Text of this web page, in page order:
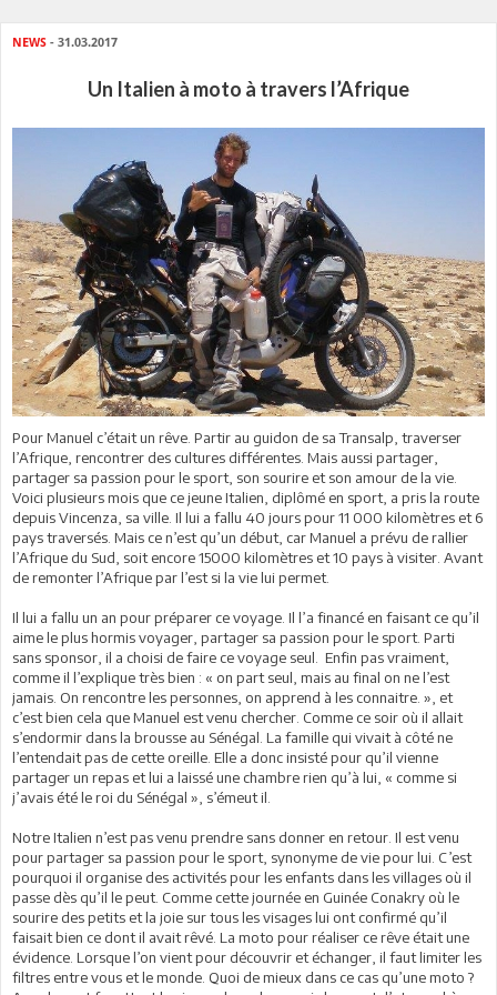
NEWS - 31.03.2017
Un Italien à moto à travers l’Afrique
Pour Manuel c’était un rêve. Partir au guidon de sa Transalp, traverser
l’Afrique, rencontrer des cultures différentes. Mais aussi partager,
partager sa passion pour le sport, son sourire et son amour de la vie.
Voici plusieurs mois que ce jeune Italien, diplômé en sport, a pris la route
depuis Vincenza, sa ville. Il lui a fallu 40 jours pour 11 000 kilomètres et 6
pays traversés. Mais ce n’est qu’un début, car Manuel a prévu de rallier
l’Afrique du Sud, soit encore 15000 kilomètres et 10 pays à visiter. Avant
de remonter l’Afrique par l’est si la vie lui permet.
Il lui a fallu un an pour préparer ce voyage. Il l’a financé en faisant ce qu’il
aime le plus hormis voyager, partager sa passion pour le sport. Parti
sans sponsor, il a choisi de faire ce voyage seul. Enfin pas vraiment,
comme il l’explique très bien : « on part seul, mais au final on ne l’est
jamais. On rencontre les personnes, on apprend à les connaitre. », et
c’est bien cela que Manuel est venu chercher. Comme ce soir où il allait
s’endormir dans la brousse au Sénégal. La famille qui vivait à côté ne
l’entendait pas de cette oreille. Elle a donc insisté pour qu’il vienne
partager un repas et lui a laissé une chambre rien qu’à lui, « comme si
j’avais été le roi du Sénégal », s’émeut il.
Notre Italien n’est pas venu prendre sans donner en retour. Il est venu
pour partager sa passion pour le sport, synonyme de vie pour lui. C’est
pourquoi il organise des activités pour les enfants dans les villages où il
passe dès qu’il le peut. Comme cette journée en Guinée Conakry où le
sourire des petits et la joie sur tous les visages lui ont confirmé qu’il
faisait bien ce dont il avait rêvé. La moto pour réaliser ce rêve était une
évidence. Lorsque l’on vient pour découvrir et échanger, il faut limiter les
filtres entre vous et le monde. Quoi de mieux dans ce cas qu’une moto ?